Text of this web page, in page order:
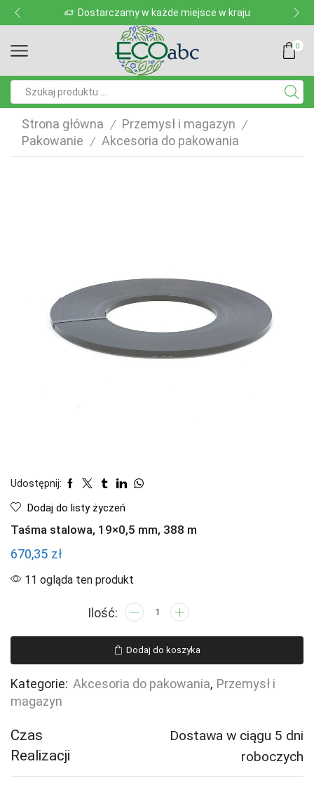
Dostarczamy w każde miejsce w kraju
0
Strona główna / Przemysł i magazyn /
Pakowanie / Akcesoria do pakowania
Udostępnij:
Dodaj do listy życzeń
Taśma stalowa, 19×0,5 mm, 388 m
670,35 zł
11 ogląda ten produkt
ilość
stalowa,
19x0,5
mm,
Dodaj do koszyka
Kategorie: Akcesoria do pakowania, Przemysł i
magazyn
Czas
Realizacji
Dostawa w ciągu 5 dni
roboczych